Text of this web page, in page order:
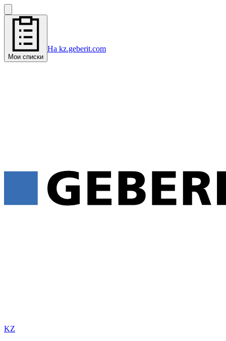
Мои списки
На kz.geberit.com
KZ